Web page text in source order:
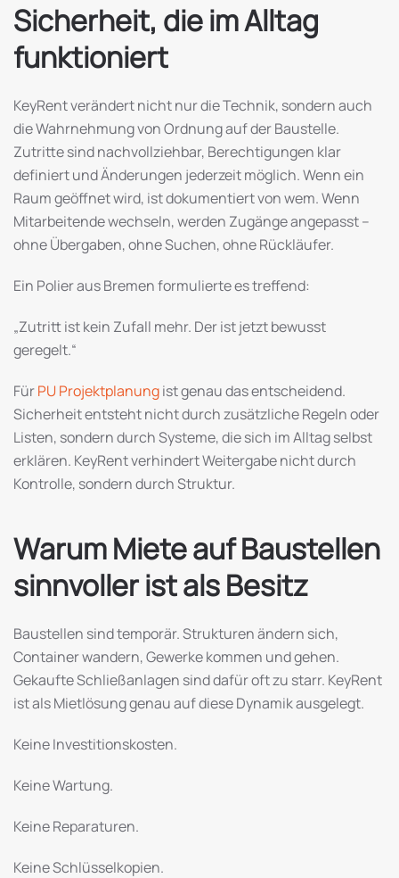
Sicherheit, die im Alltag
funktioniert
KeyRent verändert nicht nur die Technik, sondern auch
die Wahrnehmung von Ordnung auf der Baustelle.
Zutritte sind nachvollziehbar, Berechtigungen klar
definiert und Änderungen jederzeit möglich. Wenn ein
Raum geöffnet wird, ist dokumentiert von wem. Wenn
Mitarbeitende wechseln, werden Zugänge angepasst –
ohne Übergaben, ohne Suchen, ohne Rückläufer.
Ein Polier aus Bremen formulierte es treffend:
„Zutritt ist kein Zufall mehr. Der ist jetzt bewusst
geregelt.“
FürPU Projektplanungist genau das entscheidend.
Sicherheit entsteht nicht durch zusätzliche Regeln oder
Listen, sondern durch Systeme, die sich im Alltag selbst
erklären. KeyRent verhindert Weitergabe nicht durch
Kontrolle, sondern durch Struktur.
Warum Miete auf Baustellen
sinnvoller ist als Besitz
Baustellen sind temporär. Strukturen ändern sich,
Container wandern, Gewerke kommen und gehen.
Gekaufte Schließanlagen sind dafür oft zu starr. KeyRent
ist als Mietlösung genau auf diese Dynamik ausgelegt.
Keine Investitionskosten.
Keine Wartung.
Keine Reparaturen.
Keine Schlüsselkopien.